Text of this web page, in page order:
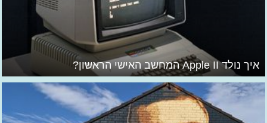
איך נולד Apple II המחשב האישי הראשון?